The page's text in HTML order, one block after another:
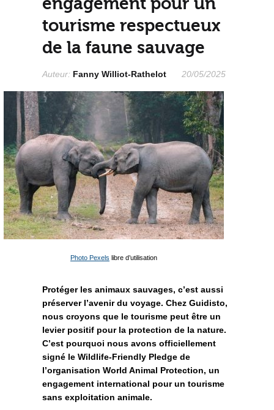
tourisme respectueux
de la faune sauvage
20/05/2025
Auteur: Fanny Williot-Rathelot
Photo Pexels libre d’utilisation
Protéger les animaux sauvages, c’est aussi
préserver l’avenir du voyage. Chez Guidisto,
nous croyons que le tourisme peut être un
levier positif pour la protection de la nature.
C’est pourquoi nous avons officiellement
signé le Wildlife-Friendly Pledge de
l’organisation World Animal Protection, un
engagement international pour un tourisme
sans exploitation animale.